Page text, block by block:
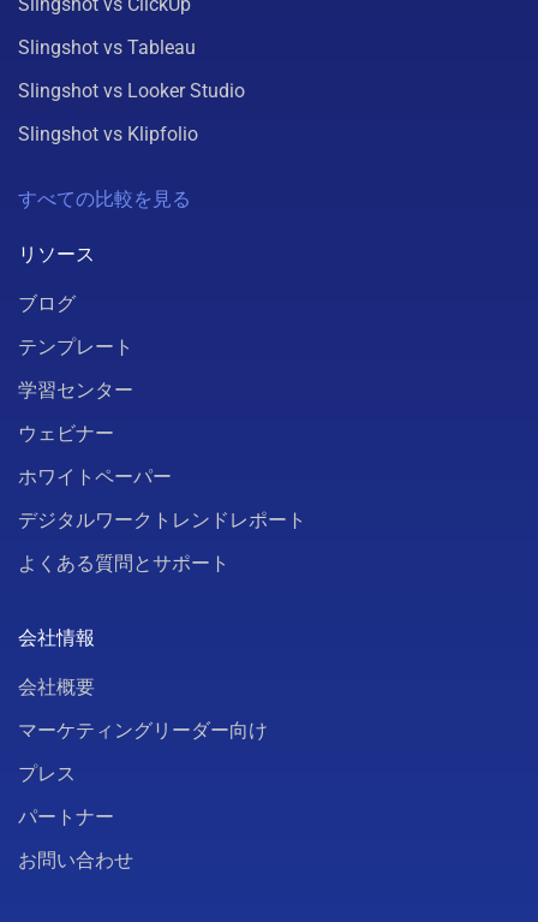
Slingshot vs Tableau
Slingshot vs Looker Studio
Slingshot vs Klipfolio
すべての比較を見る
リソース
ブログ
テンプレート
学習センター
ウェビナー
ホワイトペーパー
デジタルワークトレンドレポート
よくある質問とサポート
会社情報
会社概要
マーケティングリーダー向け
プレス
パートナー
お問い合わせ